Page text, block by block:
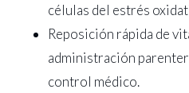
células del estrés
Reposición rápida de
administración
control médico.